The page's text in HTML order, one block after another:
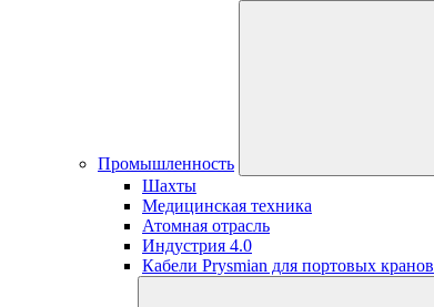
Промышленность
Шахты
Медицинская техника
Атомная отрасль
Индустрия 4.0
Кабели Prysmian для портовых кранов